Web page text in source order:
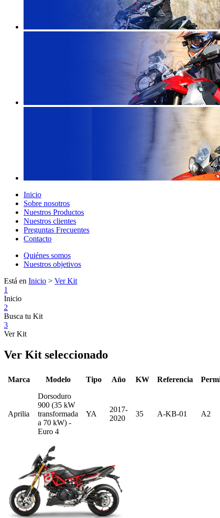
Inicio
Sobre nosotros
Nuestros Productos
Nuestros clientes
Preguntas Frecuentes
Contacto
Quiénes somos
Nuestros objetivos
Está en Inicio > Ver Kit
1
Inicio
2
Busca tu Kit
3
Ver Kit
Ver Kit seleccionado
Marca Modelo Tipo Año KW Referencia
Aprilia
Dorsoduro
900 (35 kW
transformada
a 70 kW) -
Euro 4
YA
2017-
2020
35 A-KB-01 A2